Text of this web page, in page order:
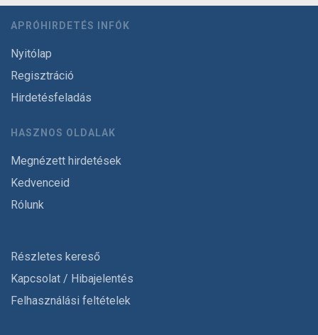
APRÓHIRDETÉS INFÓK
Nyitólap
Regisztráció
Hirdetésfeladás
HASZNOS OLDALAK
Megnézett hirdetések
Kedvenceid
Rólunk
Részletes kereső
Kapcsolat / Hibajelentés
Felhasználási feltételek